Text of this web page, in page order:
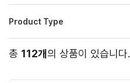
Product Type
총 112개의 상품이 있습니다.